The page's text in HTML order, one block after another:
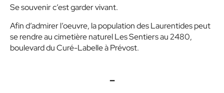
Se souvenir c’est garder vivant.
Afin d’admirer l’oeuvre, la population des Laurentides peut
se rendre au cimetière naturel Les Sentiers au 2480,
boulevard du Curé-Labelle à Prévost.
–